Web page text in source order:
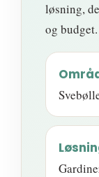
løsning,
og budget.